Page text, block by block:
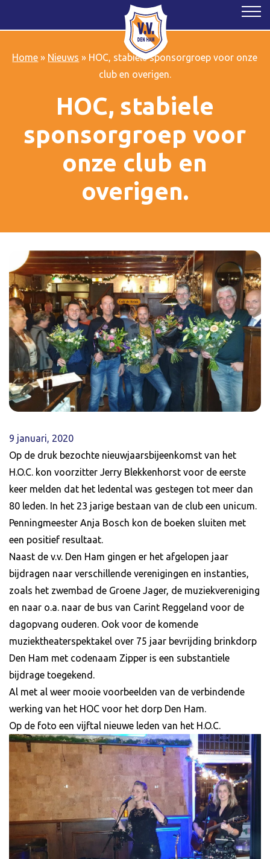
Home » Nieuws » HOC, stabiele sponsorgroep voor onze
club en overigen.
HOC, stabiele
sponsorgroep voor
onze club en
overigen.
9 januari, 2020
Op de druk bezochte nieuwjaarsbijeenkomst van het
H.O.C. kon voorzitter Jerry Blekkenhorst voor de eerste
keer melden dat het ledental was gestegen tot meer dan
80 leden. In het 23 jarige bestaan van de club een unicum.
Penningmeester Anja Bosch kon de boeken sluiten met
een positief resultaat.
Naast de v.v. Den Ham gingen er het afgelopen jaar
bijdragen naar verschillende verenigingen en instanties,
zoals het zwembad de Groene Jager, de muziekvereniging
en naar o.a. naar de bus van Carint Reggeland voor de
dagopvang ouderen. Ook voor de komende
muziektheaterspektakel over 75 jaar bevrijding brinkdorp
Den Ham met codenaam Zipper is een substantiele
bijdrage toegekend.
Al met al weer mooie voorbeelden van de verbindende
werking van het HOC voor het dorp Den Ham.
Op de foto een vijftal nieuwe leden van het H.O.C.